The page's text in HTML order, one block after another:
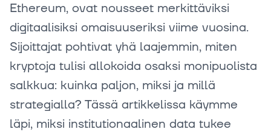
Ethereum, ovat nousseet merkittäviksi
digitaalisiksi omaisuuseriksi viime vuosina.
Sijoittajat pohtivat yhä laajemmin, miten
kryptoja tulisi allokoida osaksi monipuolista
salkkua: kuinka paljon, miksi ja millä
strategialla? Tässä artikkelissa käymme
läpi, miksi institutionaalinen data tukee